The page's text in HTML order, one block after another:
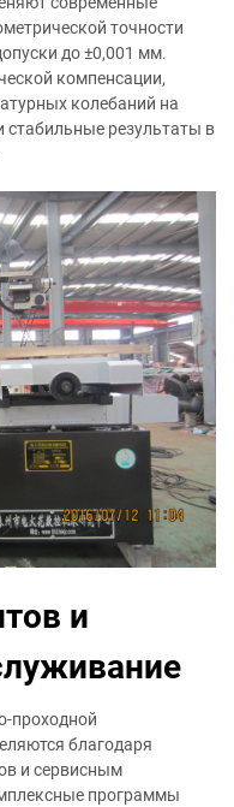
точности
до ±0,001 мм.
компенсации,
колебаний на
результаты в
и
проходной
благодаря
и сервисным
программы